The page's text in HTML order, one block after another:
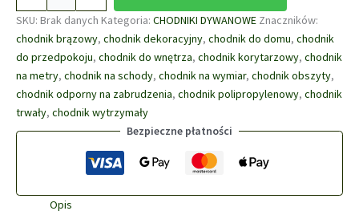
Dywanowy
Na
Metry
BCF
Domalfa
06
Brązowy
Elegancja
SKU: Brak danych Kategoria: CHODNIKI DYWANOWE Znaczników:
chodnik brązowy, chodnik dekoracyjny, chodnik do domu, chodnik
do przedpokoju, chodnik do wnętrza, chodnik korytarzowy, chodnik
na metry, chodnik na schody, chodnik na wymiar, chodnik obszyty,
chodnik odporny na zabrudzenia, chodnik polipropylenowy, chodnik
trwały, chodnik wytrzymały
Bezpieczne płatności
Opis